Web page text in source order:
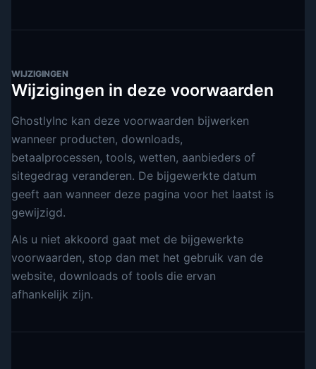
WIJZIGINGEN
Wijzigingen in deze voorwaarden
GhostlyInc kan deze voorwaarden bijwerken
wanneer producten, downloads,
betaalprocessen, tools, wetten, aanbieders of
sitegedrag veranderen. De bijgewerkte datum
geeft aan wanneer deze pagina voor het laatst is
gewijzigd.
Als u niet akkoord gaat met de bijgewerkte
voorwaarden, stop dan met het gebruik van de
website, downloads of tools die ervan
afhankelijk zijn.